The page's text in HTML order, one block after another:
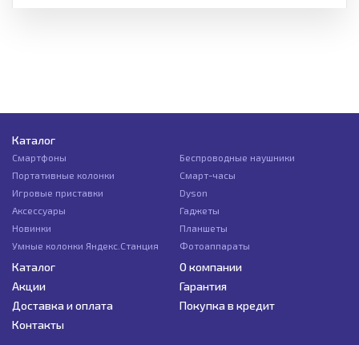
Каталог
Смартфоны
Беспроводные наушники
Портативные колонки
Смарт-часы
Игровые приставки
Dyson
Аксессуары
Гаджеты
Новинки
Планшеты
Умные колонки Яндекс.Станция
Фотоаппараты
Каталог
О компании
Акции
Гарантия
Доставка и оплата
Покупка в кредит
Контакты